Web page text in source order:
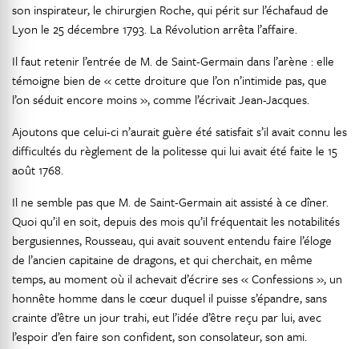
son inspirateur, le chirurgien Roche, qui périt sur l’échafaud de
Lyon le 25 décembre 1793. La Révolution arrêta l’affaire.
Il faut retenir l’entrée de M. de Saint-Germain dans l’arène : elle
témoigne bien de « cette droiture que l’on n’intimide pas, que
l’on séduit encore moins », comme l’écrivait Jean-Jacques.
Ajoutons que celui-ci n’aurait guère été satisfait s’il avait connu les
difficultés du règlement de la politesse qui lui avait été faite le 15
août 1768.
Il ne semble pas que M. de Saint-Germain ait assisté à ce dîner.
Quoi qu’il en soit, depuis des mois qu’il fréquentait les notabilités
bergusiennes, Rousseau, qui avait souvent entendu faire l’éloge
de l’ancien capitaine de dragons, et qui cherchait, en même
temps, au moment où il achevait d’écrire ses « Confessions », un
honnête homme dans le cœur duquel il puisse s’épandre, sans
crainte d’être un jour trahi, eut l’idée d’être reçu par lui, avec
l’espoir d’en faire son confident, son consolateur, son ami.